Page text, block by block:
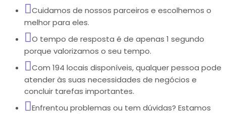
Cuidamos de nossos parceiros e escolhemos o
melhor para eles.
O tempo de resposta é de apenas 1 segundo
porque valorizamos o seu tempo.
Com 194 locais disponíveis, qualquer pessoa pode
atender às suas necessidades de negócios e
concluir tarefas importantes.
Enfrentou problemas ou tem dúvidas? Estamos